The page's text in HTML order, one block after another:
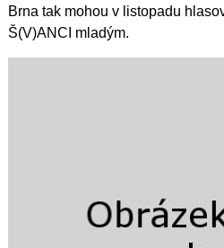
Brna tak mohou v listopadu
Š(V)ANCI mladým.